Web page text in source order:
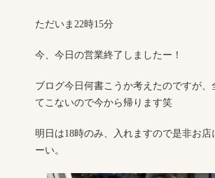
ただいま22時15分
今、今日の営業終了しましたー！
ブログ今日何書こうか考えたのですが、
てこないので今から帰ります笑
明日は18時のみ、入れますので是非お店
ーい。